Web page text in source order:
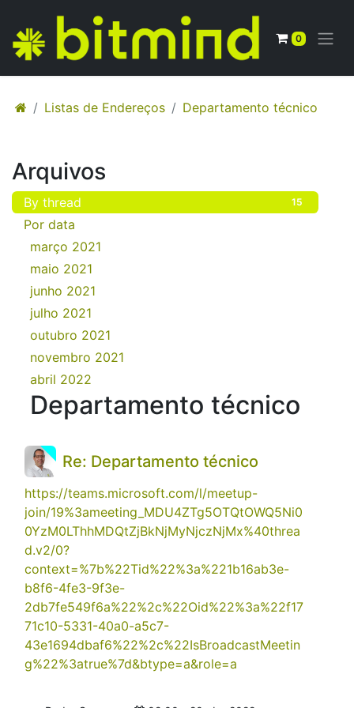
0
Listas de Endereços Departamento técnico
Arquivos
By thread 15
Por data
março 2021
maio 2021
junho 2021
julho 2021
outubro 2021
novembro 2021
abril 2022
Departamento técnico
Re: Departamento técnico
https://teams.microsoft.com/l/meetup-
join/19%3ameeting_MDU4ZTg5OTQtOWQ5Ni0
0YzM0LThhMDQtZjBkNjMyNjczNjMx%40threa
d.v2/0?
context=%7b%22Tid%22%3a%221b16ab3e-
b8f6-4fe3-9f3e-
2db7fe549f6a%22%2c%22Oid%22%3a%22f17
71c10-5331-40a0-a5c7-
43e1694dbaf6%22%2c%22IsBroadcastMeetin
g%22%3atrue%7d&btype=a&role=a